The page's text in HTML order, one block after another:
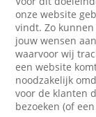
onze website
vindt. Zo
jouw wensen
waarvoor wij
een website
noodzakelijk
voor de klanten
bezoeken (of